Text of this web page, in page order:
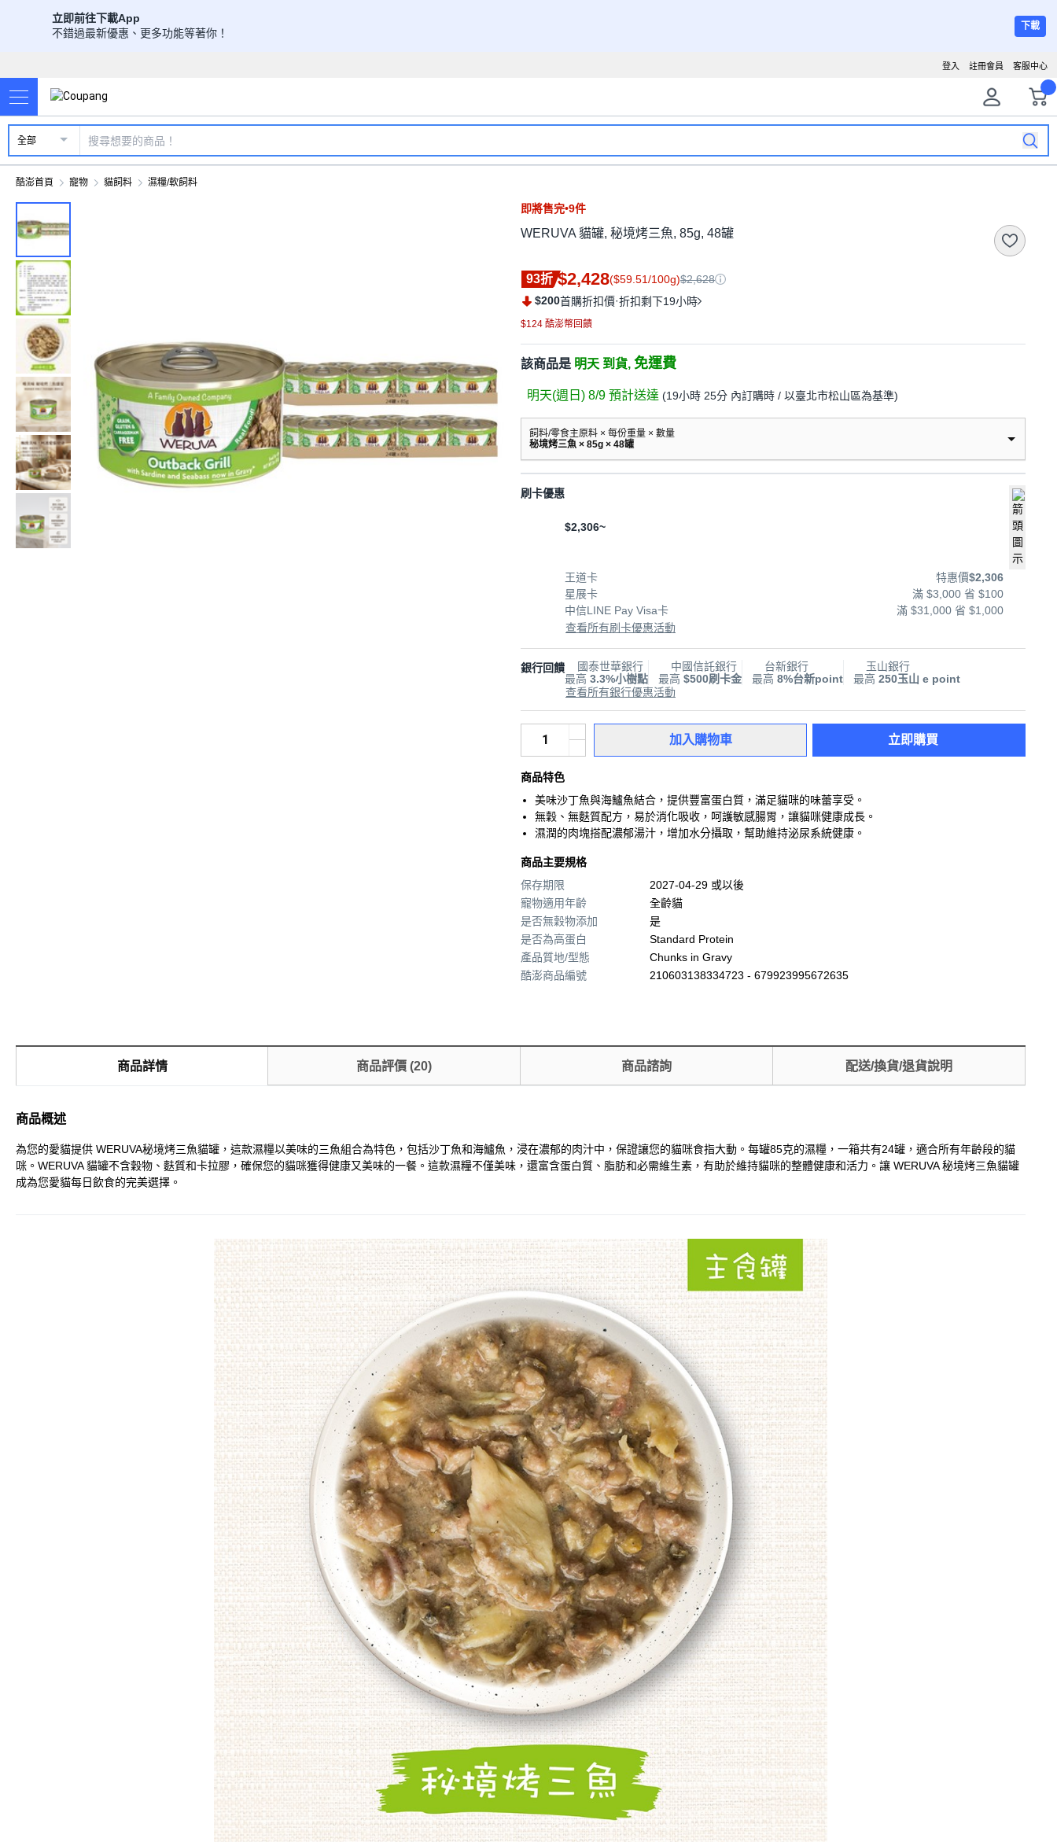
立即前往下載App
不錯過最新優惠、更多功能等著你！
下載
客服中心
註冊會員
登入
全部
酷澎首頁 寵物 貓飼料 濕糧/軟飼料
即將售完•9件
WERUVA 貓罐, 秘境烤三魚, 85g, 48罐
93折 $2,428($59.51/100g)$2,628
$200首購折扣價·折扣剩下19小時
$124 酷澎幣回饋
該商品是 明天 到貨, 免運費
明天(週日) 8/9 預計送達 (19小時 25分 內訂購時 / 以臺北市松山區為基準)
飼料/零食主原料 × 每份重量 × 數量
秘境烤三魚 × 85g × 48罐
刷卡優惠
$2,306~
王道卡 特惠價$2,306
星展卡
滿 $3,000 省 $100
中信LINE Pay Visa卡
滿 $31,000 省 $1,000
查看所有刷卡優惠活動
銀行回饋
國泰世華銀行
最高 3.3%小樹點
中國信託銀行
最高 $500刷卡金
台新銀行
最高 8%台新point
玉山銀行
最高 250玉山 e point
查看所有銀行優惠活動
加入購物車 立即購買
商品特色
美味沙丁魚與海鱸魚結合，提供豐富蛋白質，滿足貓咪的味蕾享受。
無穀、無麩質配方，易於消化吸收，呵護敏感腸胃，讓貓咪健康成長。
濕潤的肉塊搭配濃郁湯汁，增加水分攝取，幫助維持泌尿系統健康。
商品主要規格
保存期限
2027-04-29 或以後
寵物適用年齡
全齡貓
是否無穀物添加
是
是否為高蛋白
Standard Protein
產品質地/型態
Chunks in Gravy
酷澎商品編號
210603138334723 - 679923995672635
商品詳情 商品評價 (20) 商品諮詢 配送/換貨/退貨說明
商品概述
為您的愛貓提供 WERUVA秘境烤三魚貓罐，這款濕糧以美味的三魚組合為特色，包括沙丁魚和海鱸魚，浸在濃郁的肉汁中，保證讓您的貓咪食指大動。每罐85克的濕糧，一箱共有24罐，適合所有年齡段的貓
咪。WERUVA 貓罐不含穀物、麩質和卡拉膠，確保您的貓咪獲得健康又美味的一餐。這款濕糧不僅美味，還富含蛋白質、脂肪和必需維生素，有助於維持貓咪的整體健康和活力。讓 WERUVA 秘境烤三魚貓罐
成為您愛貓每日飲食的完美選擇。